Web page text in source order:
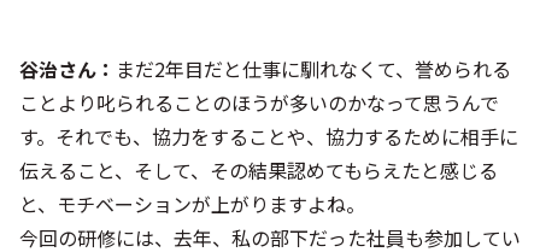
谷治さん： まだ2年目だと仕事に馴れなくて、誉められる
ことより叱られることのほうが多いのかなって思うんで
す。それでも、協力をすることや、協力するために相手に
伝えること、そして、その結果認めてもらえたと感じる
と、モチベーションが上がりますよね。
今回の研修には、去年、私の部下だった社員も参加してい